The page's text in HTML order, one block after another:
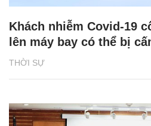
THỜI SỰ
Khách nhiễm Covid-19
lên máy bay có thể bị